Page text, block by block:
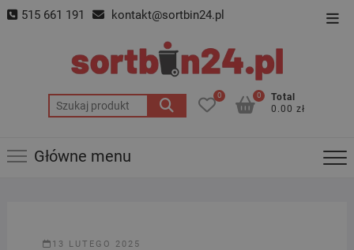
Skip 515 661 191 kontakt@sortbin24.pl
Szukaj:
0
Total
0.00 zł
0
Główne menu
13 LUTEGO 2025